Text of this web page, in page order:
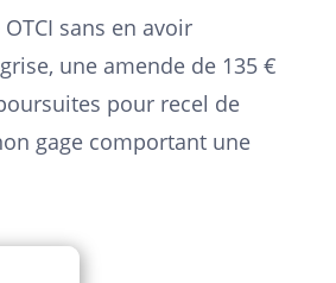
sans en avoir
une amende de 135 €
pour recel de
gage comportant une